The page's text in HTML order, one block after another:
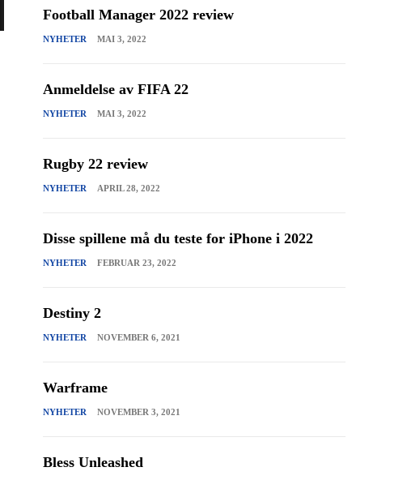
Football Manager 2022 review
NYHETER MAI 3, 2022
Anmeldelse av FIFA 22
NYHETER MAI 3, 2022
Rugby 22 review
NYHETER APRIL 28, 2022
Disse spillene må du teste for iPhone i 2022
NYHETER FEBRUAR 23, 2022
Destiny 2
NYHETER NOVEMBER 6, 2021
Warframe
NYHETER NOVEMBER 3, 2021
Bless Unleashed